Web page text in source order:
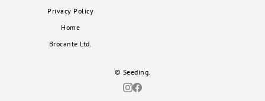
Privacy Policy
Home
Brocante Ltd.
© Seeding.